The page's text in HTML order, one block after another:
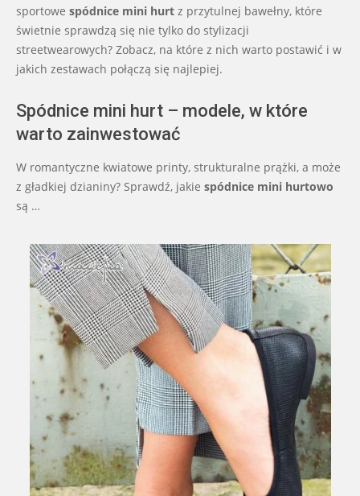
sportowe spódnice mini hurt z przytulnej bawełny, które
świetnie sprawdzą się nie tylko do stylizacji
streetwearowych? Zobacz, na które z nich warto postawić i w
jakich zestawach połączą się najlepiej.
Spódnice mini hurt – modele, w które
warto zainwestować
W romantyczne kwiatowe printy, strukturalne prążki, a może
z gładkiej dzianiny? Sprawdź, jakie spódnice mini hurtowo
są …